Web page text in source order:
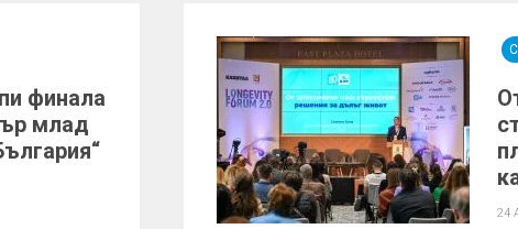
финала
млад
24